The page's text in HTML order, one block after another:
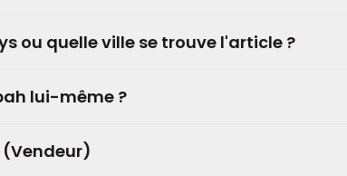
ou quelle ville se trouve l'article ?
lui-même ?